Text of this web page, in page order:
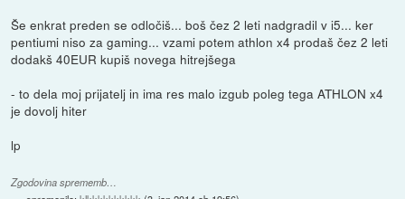
Še enkrat preden se odločiš... boš čez 2 leti nadgradil v i5... ker
pentiumi niso za gaming... vzami potem athlon x4 prodaš čez 2 leti
dodakš 40EUR kupiš novega hitrejšega
- to dela moj prijatelj in ima res malo izgub poleg tega ATHLON x4
je dovolj hiter
lp
Zgodovina sprememb…